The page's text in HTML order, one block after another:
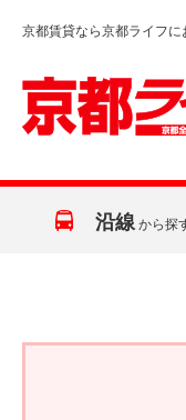
京都賃貸なら京都ライフ
沿線 から探